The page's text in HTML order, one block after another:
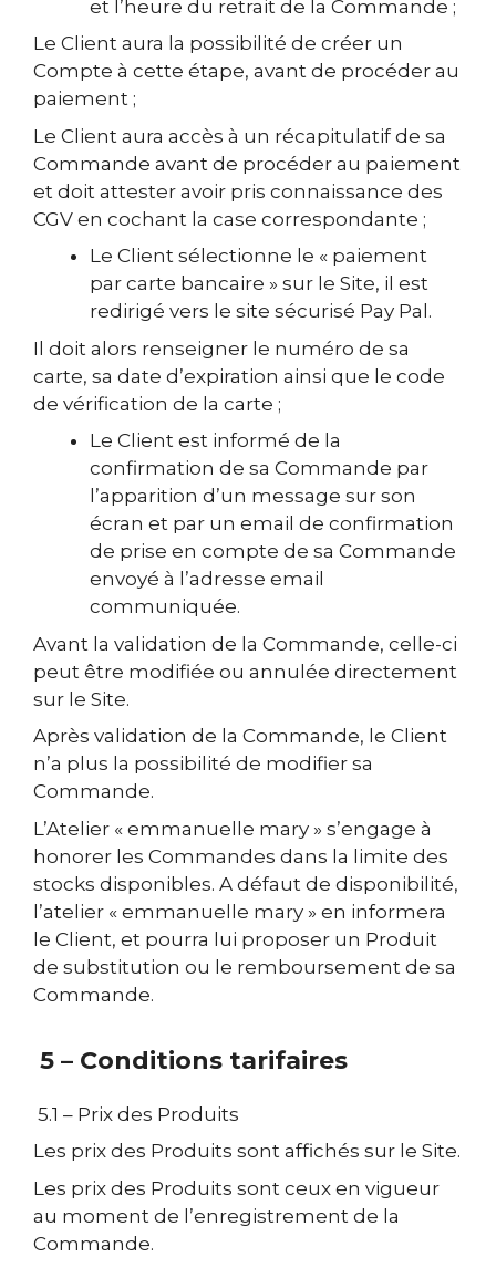
et l’heure du retrait de la Commande ;
Le Client aura la possibilité de créer un
Compte à cette étape, avant de procéder au
paiement ;
Le Client aura accès à un récapitulatif de sa
Commande avant de procéder au paiement
et doit attester avoir pris connaissance des
CGV en cochant la case correspondante ;
Le Client sélectionne le « paiement
par carte bancaire » sur le Site, il est
redirigé vers le site sécurisé Pay Pal.
Il doit alors renseigner le numéro de sa
carte, sa date d’expiration ainsi que le code
de vérification de la carte ;
Le Client est informé de la
confirmation de sa Commande par
l’apparition d’un message sur son
écran et par un email de confirmation
de prise en compte de sa Commande
envoyé à l’adresse email
communiquée.
Avant la validation de la Commande, celle-ci
peut être modifiée ou annulée directement
sur le Site.
Après validation de la Commande, le Client
n’a plus la possibilité de modifier sa
Commande.
L’Atelier « emmanuelle mary » s’engage à
honorer les Commandes dans la limite des
stocks disponibles. A défaut de disponibilité,
l’atelier « emmanuelle mary » en informera
le Client, et pourra lui proposer un Produit
de substitution ou le remboursement de sa
Commande.
5 – Conditions tarifaires
5.1 – Prix des Produits
Les prix des Produits sont affichés sur le Site.
Les prix des Produits sont ceux en vigueur
au moment de l’enregistrement de la
Commande.